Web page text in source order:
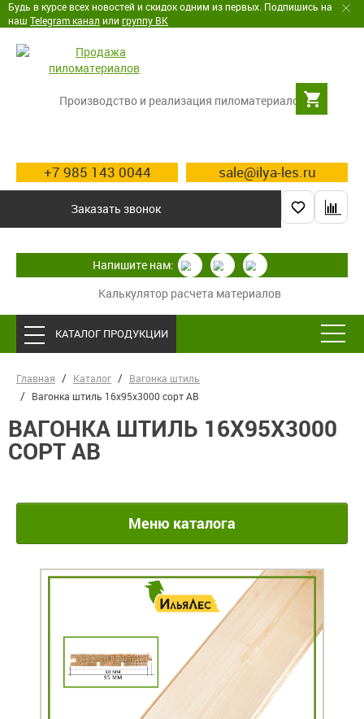
Будь в курсе всех новостей и скидок одним из первых. Подпишись на
наш Telegram канал или группу ВК
Производство и реализация пиломатериалов
+7 985 143 0044 sale@ilya-les.ru
Заказать звонок
Калькулятор расчета материалов
Напишите нам:
КАТАЛОГ ПРОДУКЦИИ
Главная Каталог
Вагонка штиль
Вагонка штиль 16х95х3000 сорт АВ
ВАГОНКА ШТИЛЬ 16Х95Х3000
СОРТ АВ
Меню каталога